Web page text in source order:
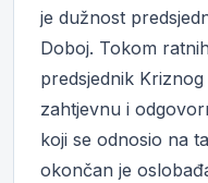
je dužnost
Doboj. Tokom
predsjednik
zahtjevnu i
koji se odnosio na
okončan je